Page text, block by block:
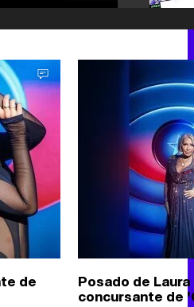
de Posado de
concursante de